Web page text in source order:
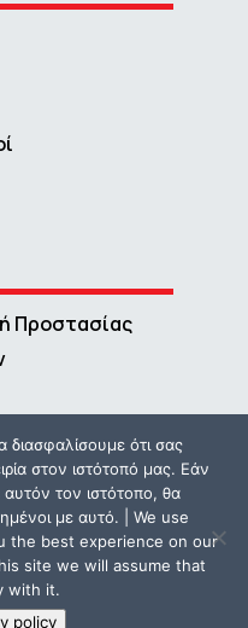
Προστασίας
| Powered by
διασφαλίσουμε ότι σας
στον ιστότοπό μας. Εάν
αυτόν τον ιστότοπο, θα
με αυτό. | We use
the best experience on our
site we will assume that
with it.
policy